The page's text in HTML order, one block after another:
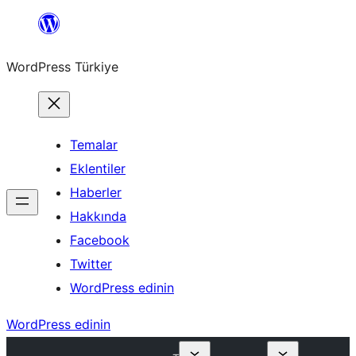
İçeriğe
WordPress Türkiye
Temalar
Eklentiler
Haberler
Hakkında
Facebook
Twitter
WordPress edinin
WordPress edinin